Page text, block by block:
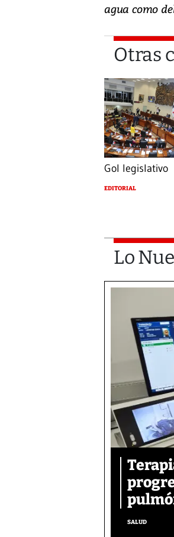
agua como
Otras
Gol legislativo
EDITORIAL
Lo
SALUD